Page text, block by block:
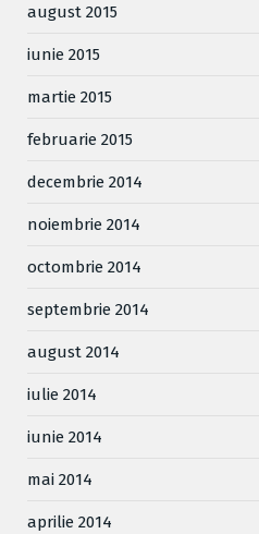
august 2015
iunie 2015
martie 2015
februarie 2015
decembrie 2014
noiembrie 2014
octombrie 2014
septembrie 2014
august 2014
iulie 2014
iunie 2014
mai 2014
aprilie 2014